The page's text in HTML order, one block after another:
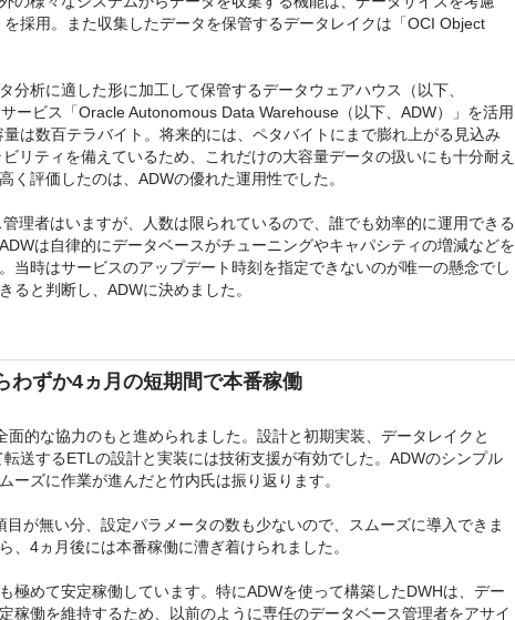
採用。また収集したデータを保管するデータレイクは「OCI Object
析に適した形に加工して保管するデータウェアハウス（以下、
ービス「Oracle Autonomous Data Warehouse（以下、ADW）」を活用
は数百テラバイト。将来的には、ペタバイトにまで膨れ上がる見込み
リティを備えているため、これだけの大容量データの扱いにも十分耐え
く評価したのは、ADWの優れた運用性でした。
理者はいますが、人数は限られているので、誰でも効率的に運用できる
は自律的にデータベースがチューニングやキャパシティの増減などを
当時はサービスのアップデート時刻を指定できないのが唯一の懸念でし
ると判断し、ADWに決めました。
わずか4ヵ月の短期間で本番稼働
的な協力のもと進められました。設計と初期実装、データレイクと
送するETLの設計と実装には技術支援が有効でした。ADWのシンプル
ズに作業が進んだと竹内氏は振り返ります。
が無い分、設定パラメータの数も少ないので、スムーズに導入できま
、4ヵ月後には本番稼働に漕ぎ着けられました。
極めて安定稼働しています。特にADWを使って構築したDWHは、デー
稼働を維持するため、以前のように専任のデータベース管理者をアサイ